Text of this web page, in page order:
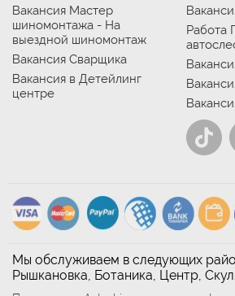
Вакансия Мастер
шиномонтажа - На
выездной шиномонтаж
Вакансия Сварщика
Вакансия в Детейлинг
центре
Работа
Мы обслуживаем в следующих
Рышкановка, Ботаника, Центр,